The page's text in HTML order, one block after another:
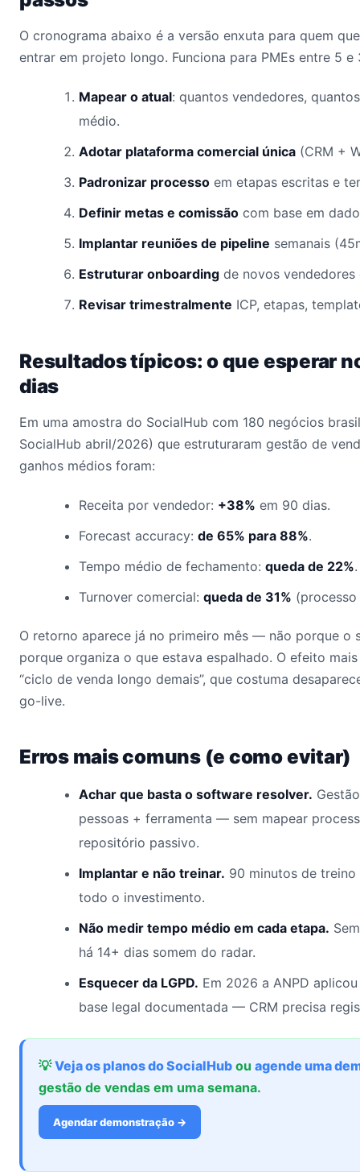
O cronograma abaixo é a versão enxuta para quem
entrar em projeto longo. Funciona para PMEs entre 5 e
Mapear o atual: quantos vendedores,
médio.
Adotar plataforma comercial única (CRM +
Padronizar processo em etapas escritas e
Definir metas e comissão com base em
Implantar reuniões de pipeline semanais
Estruturar onboarding de novos vendedores
Revisar trimestralmente ICP, etapas,
Resultados típicos: o que esperar
dias
Em uma amostra do SocialHub com 180 negócios
SocialHub abril/2026) que estruturaram gestão de
ganhos médios foram:
Receita por vendedor: +38% em 90 dias.
Forecast accuracy: de 65% para 88%.
Tempo médio de fechamento: queda de 22%.
Turnover comercial: queda de 31%
O retorno aparece já no primeiro mês — não porque o
porque organiza o que estava espalhado. O efeito
“ciclo de venda longo demais”, que costuma
go-live.
Erros mais comuns (e como evitar)
Achar que basta o software resolver.
pessoas + ferramenta — sem mapear
repositório passivo.
Implantar e não treinar. 90 minutos de
todo o investimento.
Não medir tempo médio em cada etapa.
há 14+ dias somem do radar.
Esquecer da LGPD. Em 2026 a ANPD
base legal documentada — CRM precisa
💡Veja os planos do SocialHub ou agende uma
gestão de vendas em uma semana.
Agendar demonstração →